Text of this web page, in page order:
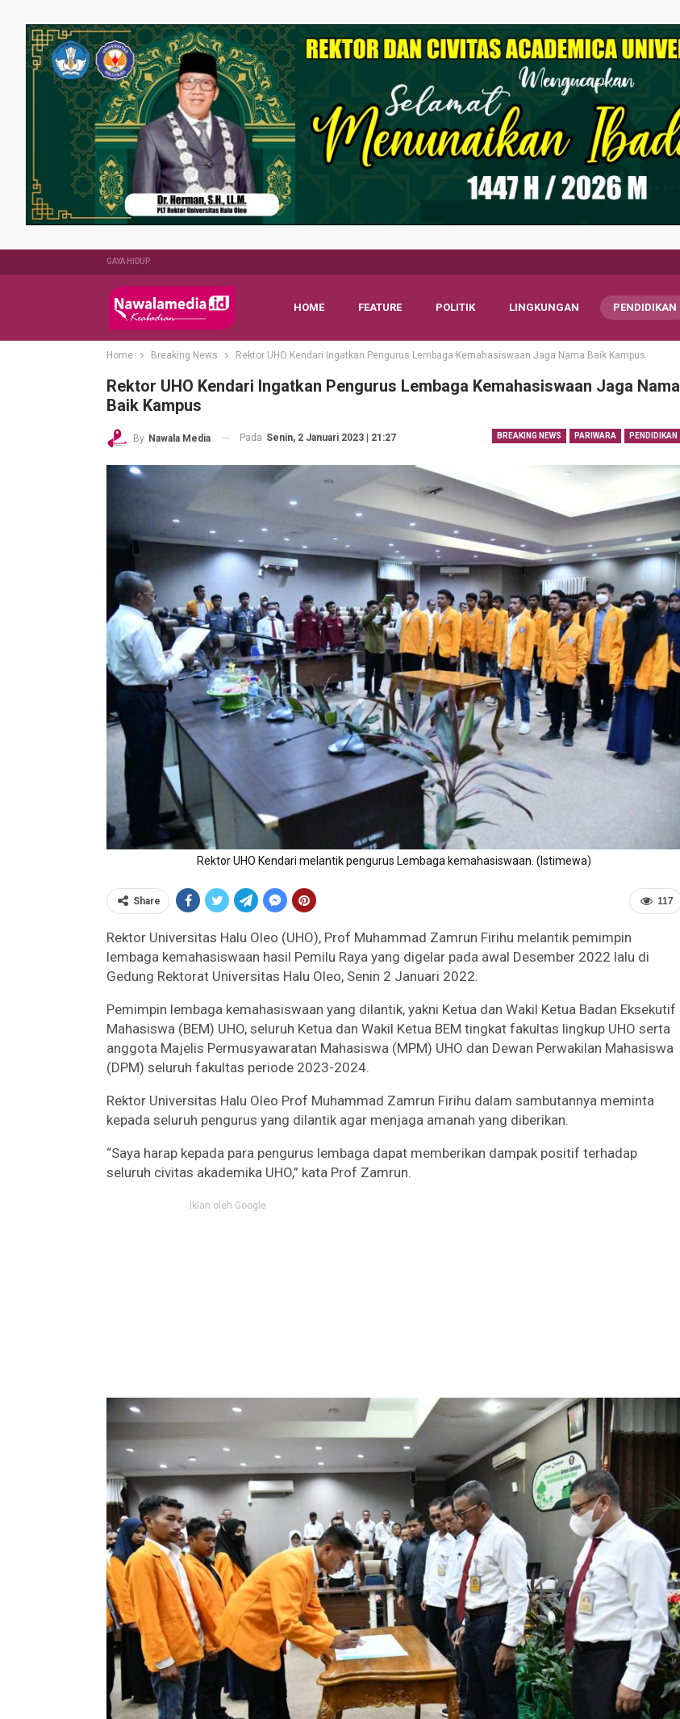
GAYA HIDUP
HOME FEATURE POLITIK LINGKUNGAN PENDIDIKAN
Home Breaking News Rektor UHO Kendari Ingatkan Pengurus Lembaga Kemahasiswaan Jaga Nama Baik Kampus
Rektor UHO Kendari Ingatkan Pengurus Lembaga Kemahasiswaan Jaga Nama
Baik Kampus
BREAKING NEWS PARIWARA PENDIDIKAN
By Nawala Media Pada Senin, 2 Januari 2023 | 21:27
Rektor UHO Kendari melantik pengurus Lembaga kemahasiswaan. (Istimewa)
117
Share
Rektor Universitas Halu Oleo (UHO), Prof Muhammad Zamrun Firihu melantik pemimpin
lembaga kemahasiswaan hasil Pemilu Raya yang digelar pada awal Desember 2022 lalu di
Gedung Rektorat Universitas Halu Oleo, Senin 2 Januari 2022.
Pemimpin lembaga kemahasiswaan yang dilantik, yakni Ketua dan Wakil Ketua Badan Eksekutif
Mahasiswa (BEM) UHO, seluruh Ketua dan Wakil Ketua BEM tingkat fakultas lingkup UHO serta
anggota Majelis Permusyawaratan Mahasiswa (MPM) UHO dan Dewan Perwakilan Mahasiswa
(DPM) seluruh fakultas periode 2023-2024.
Rektor Universitas Halu Oleo Prof Muhammad Zamrun Firihu dalam sambutannya meminta
kepada seluruh pengurus yang dilantik agar menjaga amanah yang diberikan.
“Saya harap kepada para pengurus lembaga dapat memberikan dampak positif terhadap
seluruh civitas akademika UHO,” kata Prof Zamrun.
Iklan oleh Google